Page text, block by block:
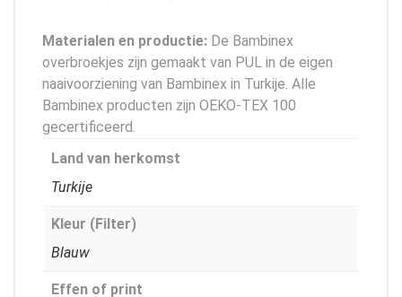
Materialen en productie: De Bambinex
overbroekjes zijn gemaakt van PUL in de eigen
naaivoorziening van Bambinex in Turkije. Alle
Bambinex producten zijn OEKO-TEX 100
gecertificeerd.
Land van herkomst
Turkije
Kleur (Filter)
Blauw
Effen of print